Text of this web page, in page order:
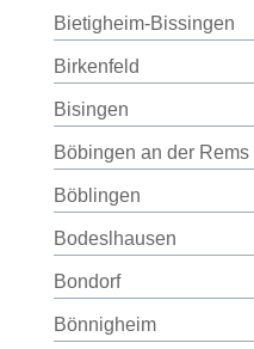
Bietigheim-Bissingen
Birkenfeld
Bisingen
Böbingen an der Rems
Böblingen
Bodeslhausen
Bondorf
Bönnigheim